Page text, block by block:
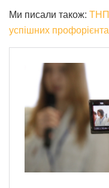
Ми писали також:
успішних